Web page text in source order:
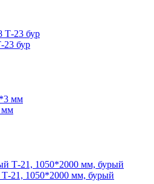
23 бур
мм
21, 1050*2000 мм, бурый